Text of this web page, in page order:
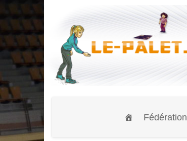
Fédération